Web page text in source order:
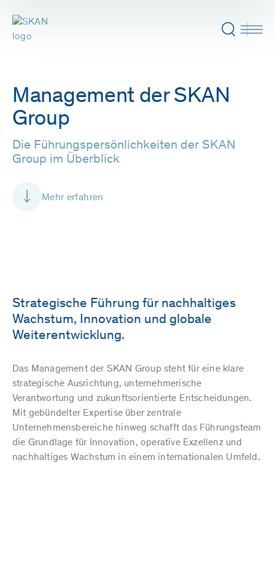
Management der SKAN
Group
Die Führungspersönlichkeiten der SKAN
Group im Überblick
Mehr erfahren
Strategische Führung für nachhaltiges
Wachstum, Innovation und globale
Weiterentwicklung.
Das Management der SKAN Group steht für eine klare
strategische Ausrichtung, unternehmerische
Verantwortung und zukunftsorientierte Entscheidungen.
Mit gebündelter Expertise über zentrale
Unternehmensbereiche hinweg schafft das Führungsteam
die Grundlage für Innovation, operative Exzellenz und
nachhaltiges Wachstum in einem internationalen Umfeld.